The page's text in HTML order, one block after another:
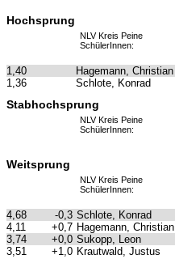
Hochsprung
NLV Kreis Peine
SchülerInnen:
1,40 Hagemann, Christian
1,36
Schlote, Konrad
Stabhochsprung
NLV Kreis Peine
SchülerInnen:
Weitsprung
NLV Kreis Peine
SchülerInnen:
4,68 -0,3 Schlote, Konrad
4,11
+0,7 Hagemann, Christian
3,74
+0,0 Sukopp, Leon
3,51
+1,0 Krautwald, Justus